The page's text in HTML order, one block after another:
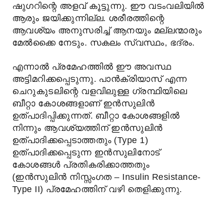
ഷുഗറിന്റെ അളവ് കൂട്ടുന്നു. ഈ വടംവലിയിൽ
ആരും ജയിക്കുന്നില്ല. ശരീരത്തിന്റെ
ആവശ്യം അനുസരിച്ച് ആനയും മല്ലന്മാരും
മേൽക്കൈ നേടും. സകലം സ്വസ്ഥം, ഭദ്രം.
എന്നാൽ പ്രമേഹത്തിൽ ഈ അവസ്ഥ
അട്ടിമറിക്കപ്പെടുന്നു. പാൻക്രിയാസ് എന്ന
ചെറുകുടലിന്റെ വളവിലുള്ള ഗ്രന്ഥിയിലെ
ബീറ്റാ കോശങ്ങളാണ് ഇൻസുലിൻ
ഉത്പാദിപ്പിക്കുന്നത്. ബീറ്റാ കോശങ്ങളിൽ
നിന്നും ആവശ്യത്തിന് ഇൻസുലിൻ
ഉത്പാദിക്കപ്പെടാത്തതും (Type 1)
ഉത്പാദിക്കപ്പെടുന്ന ഇൻസുലിനോട്
കോശങ്ങൾ പ്രതികരിക്കാത്തതും
(ഇൻസുലിൻ നിസ്സംഗത – Insulin Resistance-
Type II) പ്രമേഹത്തിന് വഴി തെളിക്കുന്നു.